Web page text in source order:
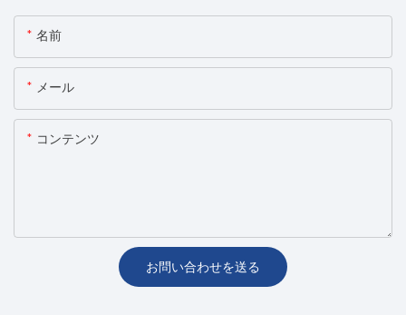
名前
メール
コンテンツ
お問い合わせを送る